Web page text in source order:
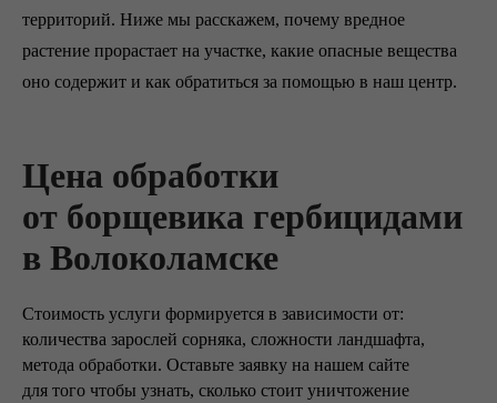
территорий. Ниже мы расскажем, почему вредное
растение прорастает на участке, какие опасные вещества
оно содержит и как обратиться за помощью в наш центр.
Цена обработки
от борщевика гербицидами
в Волоколамске
Стоимость услуги формируется в зависимости от:
количества зарослей сорняка, сложности ландшафта,
метода обработки. Оставьте заявку на нашем сайте
для того чтобы узнать, сколько стоит уничтожение